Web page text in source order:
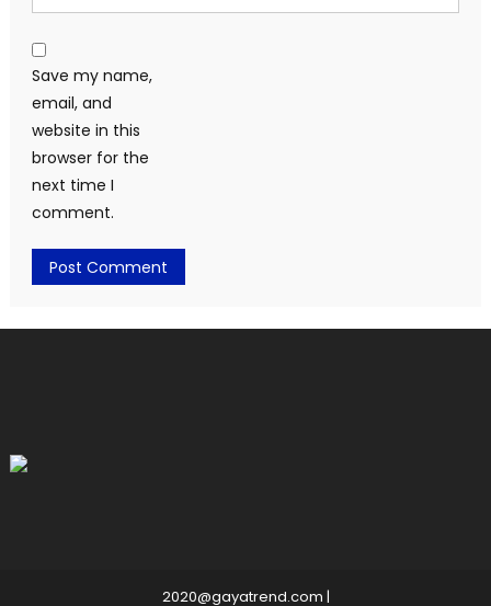
Save my name,
email, and
website in this
browser for the
next time I
comment.
2020@gayatrend.com |